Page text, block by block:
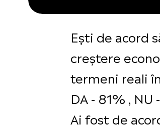
Ești de acord
creștere
termeni reali
DA - 81% , NU
Ai fost de